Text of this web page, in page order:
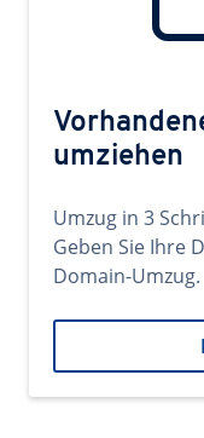
umziehen
Umzug in 3
Geben Sie Ihre
Domain-Umzug.